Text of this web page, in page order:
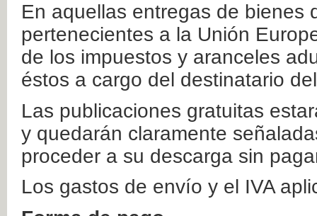
En aquellas entregas de bienes
pertenecientes a la Unión
de los impuestos y aranceles
éstos a cargo del destinatario
Las publicaciones gratuitas
y quedarán claramente
proceder a su descarga sin
Los gastos de envío y el IVA